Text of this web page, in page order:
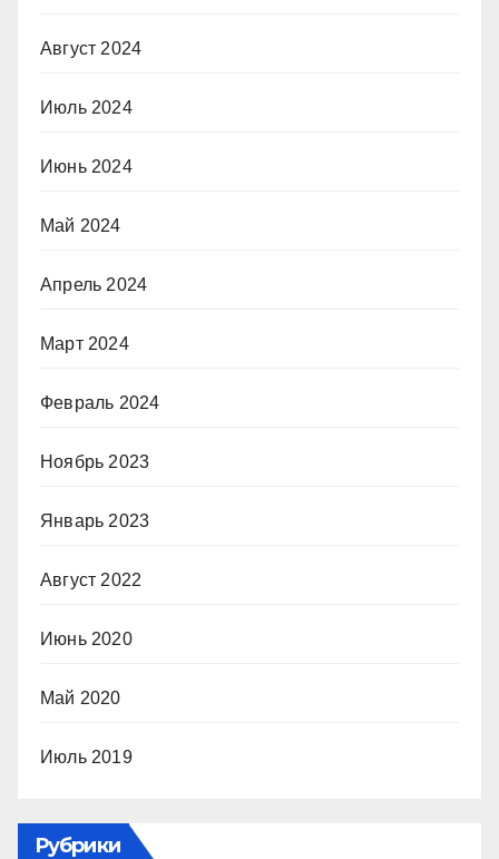
Август 2024
Июль 2024
Июнь 2024
Май 2024
Апрель 2024
Март 2024
Февраль 2024
Ноябрь 2023
Январь 2023
Август 2022
Июнь 2020
Май 2020
Июль 2019
Рубрики